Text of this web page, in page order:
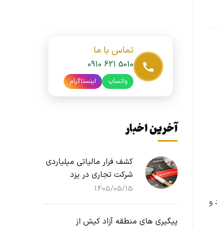
و
تماس با ما
0910 621 5010
واتساپ اینستاگرام
آخرین اخبار
کشف فرار مالیاتی میلیاردی
شرکت تجاری در یزد
1405/05/15
پیگیری های منطقه آزاد کیش از